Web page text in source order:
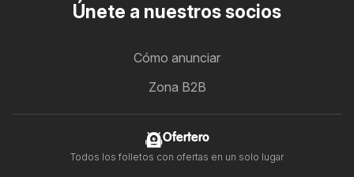
Únete a nuestros socios
Cómo anunciar
Zona B2B
Ofertero
Todos los folletos con ofertas en un solo lugar